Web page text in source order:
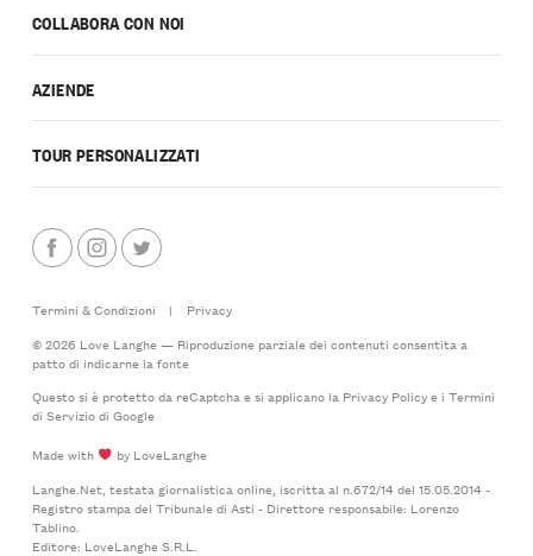
COLLABORA CON NOI
AZIENDE
TOUR PERSONALIZZATI
Termini & Condizioni |
Privacy
© 2026 Love Langhe — Riproduzione parziale dei contenuti consentita a
patto di indicarne la fonte
Questo si è protetto da reCaptcha e si applicano la Privacy Policye i Termini
di Serviziodi Google
Made with
by LoveLanghe
Langhe.Net, testata giornalistica online, iscritta al n.672/14 del 15.05.2014 -
Registro stampa del Tribunale di Asti - Direttore responsabile: Lorenzo
Tablino.
Editore: LoveLanghe S.R.L.